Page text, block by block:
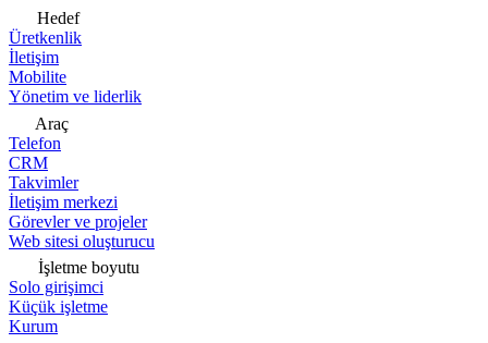
Hedef
Üretkenlik
İletişim
Mobilite
Yönetim ve liderlik
Araç
Telefon
CRM
Takvimler
İletişim merkezi
Görevler ve projeler
Web sitesi oluşturucu
İşletme boyutu
Solo girişimci
Küçük işletme
Kurum